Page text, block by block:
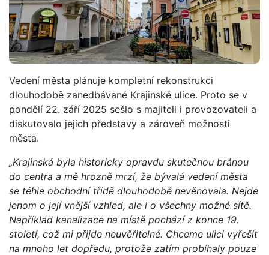
Vedení města plánuje kompletní rekonstrukci
dlouhodobě zanedbávané Krajinské ulice. Proto se v
pondělí 22. září 2025 sešlo s majiteli i provozovateli a
diskutovalo jejich představy a zároveň možnosti
města.
„Krajinská byla historicky opravdu skutečnou bránou
do centra a mě hrozně mrzí, že bývalá vedení města
se téhle obchodní třídě dlouhodobě nevěnovala. Nejde
jenom o její vnější vzhled, ale i o všechny možné sítě.
Například kanalizace na místě pochází z konce 19.
století, což mi přijde neuvěřitelné. Chceme ulici vyřešit
na mnoho let dopředu, protože zatím probíhaly pouze